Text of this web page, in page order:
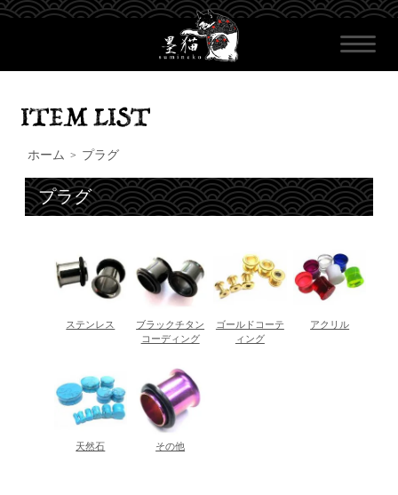
ホーム > プラグ
プラグ
ステンレス
ブラックチタン
コーディング
ゴールドコーテ
ィング
アクリル
天然石 その他